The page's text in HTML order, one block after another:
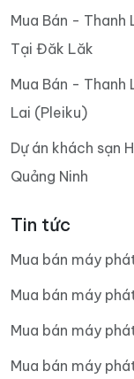
Mua Bán - Thanh
Tại Đăk Lăk
Mua Bán - Thanh
Lai (Pleiku)
Dự án khách sạn
Quảng Ninh
Tin tức
Mua bán máy
Mua bán máy
Mua bán máy
Mua bán máy